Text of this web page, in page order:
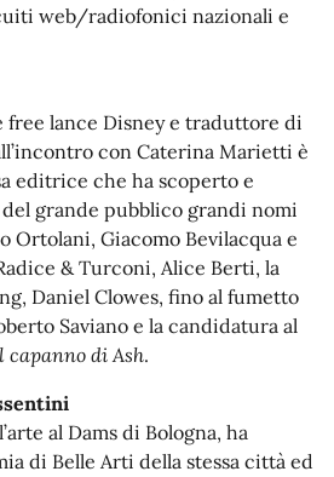
web/radiofonici nazionali e
free lance Disney e traduttore di
con Caterina Marietti è
editrice che ha scoperto e
grande pubblico grandi nomi
Ortolani, Giacomo Bevilacqua e
& Turconi, Alice Berti, la
Daniel Clowes, fino al fumetto
Saviano e la candidatura al
capanno di Ash.
al Dams di Bologna, ha
di Belle Arti della stessa città ed